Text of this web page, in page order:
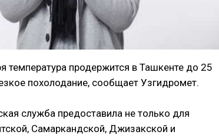
температура продержится в Ташкенте до 25
похолодание, сообщает Узгидромет.
служба предоставила не только для
Самаркандской, Джизакской и